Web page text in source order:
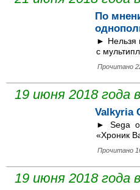
По
► Нельзя
с
Прочитано
19 июня 2018 года
Valkyria
► Sega
«Хроник
Прочитано
19 июня 2018 года